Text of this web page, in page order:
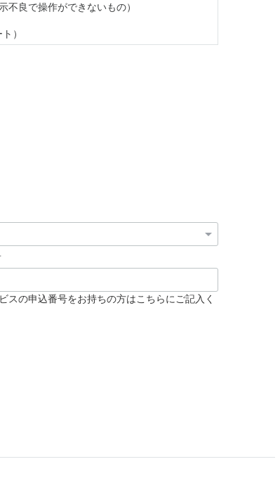
不良で操作ができないもの）
）
スの申込番号をお持ちの方はこちらにご記入く